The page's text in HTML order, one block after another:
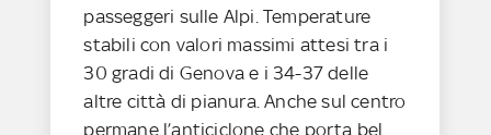
passeggeri sulle Alpi. Temperature
stabili con valori massimi attesi tra i
30 gradi di Genova e i 34-37 delle
altre città di pianura. Anche sul centro
permane l’anticiclone che porta bel